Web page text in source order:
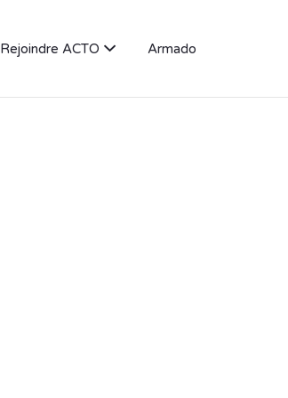
Rejoindre ACTO Armado